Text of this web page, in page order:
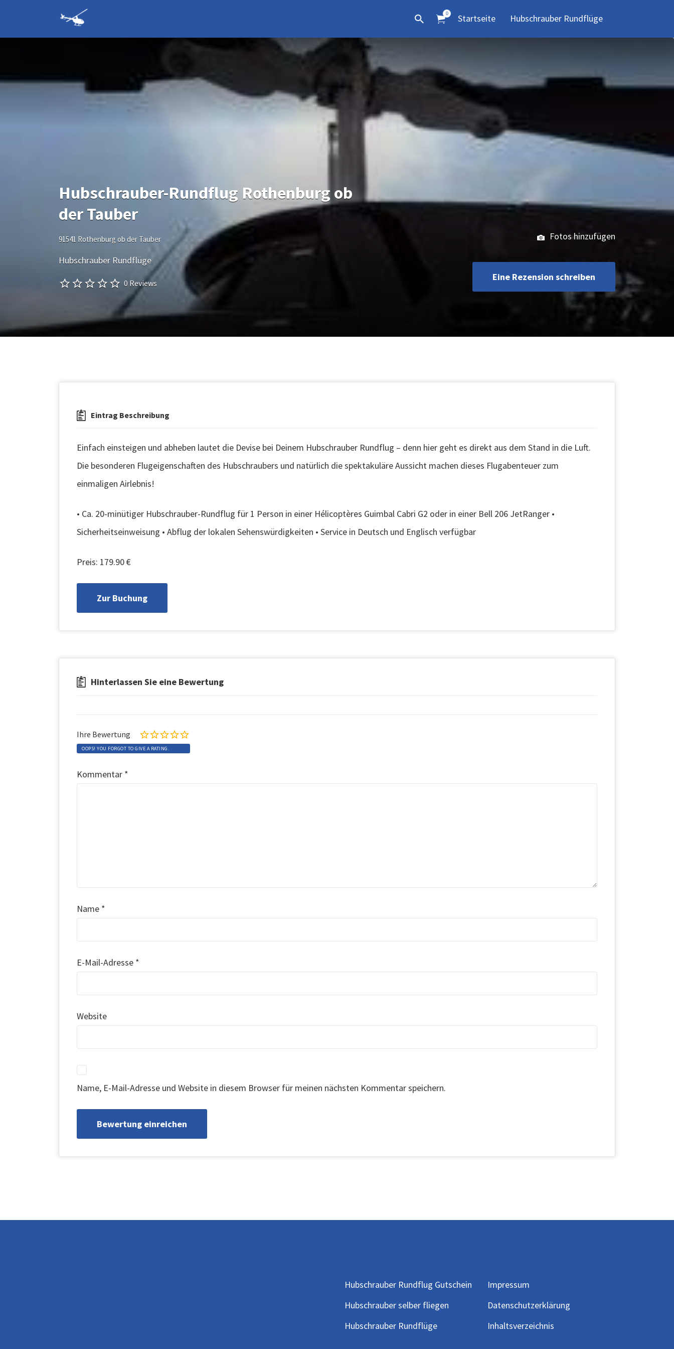
Hubschrauber
selber fliegen
0 Startseite Hubschrauber Rundflüge
Suchen
nach:
Hubschrauber-Rundflug Rothenburg ob
der Tauber
91541 Rothenburg ob der Tauber
Hubschrauber Rundflüge
0 Reviews
Fotos hinzufügen
Eine Rezension schreiben
Eintrag Beschreibung
Einfach einsteigen und abheben lautet die Devise bei Deinem Hubschrauber Rundflug – denn hier geht es direkt aus dem Stand in die Luft.
Die besonderen Flugeigenschaften des Hubschraubers und natürlich die spektakuläre Aussicht machen dieses Flugabenteuer zum
einmaligen Airlebnis!
• Ca. 20-minütiger Hubschrauber-Rundflug für 1 Person in einer Hélicoptères Guimbal Cabri G2 oder in einer Bell 206 JetRanger •
Sicherheitseinweisung • Abflug der lokalen Sehenswürdigkeiten • Service in Deutsch und Englisch verfügbar
Preis: 179.90 €
Zur Buchung
Hinterlassen Sie eine Bewertung
Ihre Bewertung
OOPS! YOU FORGOT TO GIVE A RATING.
Kommentar *
Name *
E-Mail-Adresse *
Website
Name, E-Mail-Adresse und Website in diesem Browser für meinen nächsten Kommentar speichern.
Hubschrauber Rundflug Gutschein
Hubschrauber selber fliegen
Hubschrauber Rundflüge
Impressum
Datenschutzerklärung
Inhaltsverzeichnis